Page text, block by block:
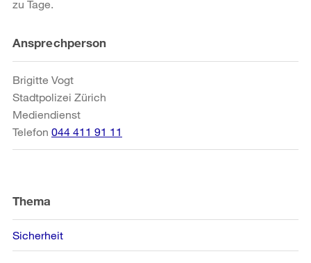
zu Tage.
Weitere
Informationen
Ansprechperson
Brigitte Vogt
Stadtpolizei Zürich
Mediendienst
Telefon 044 411 91 11
Thema
Sicherheit